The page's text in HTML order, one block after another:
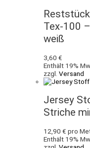
Tex-100
weiß
3,60 €
Enthält 19%
zzgl. Versand
Jersey
Striche
12,90 € pro
Enthält 19%